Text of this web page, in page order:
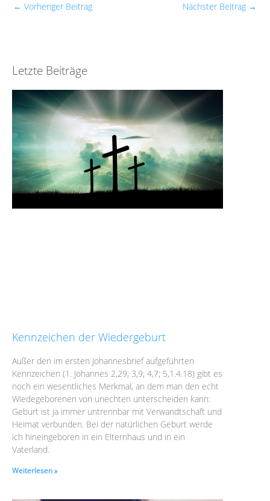
← Vorheriger Beitrag Nächster Beitrag →
Letzte Beiträge
Kennzeichen der Wiedergeburt
Außer den im ersten Johannesbrief aufgeführten
Kennzeichen (1. Johannes 2,29; 3,9; 4,7; 5,1.4.18) gibt es
noch ein wesentliches Merkmal, an dem man den echt
Wiedegeborenen von unechten unterscheiden kann:
Geburt ist ja immer untrennbar mit Verwandtschaft und
Heimat verbunden. Bei der natürlichen Geburt werde
ich hineingeboren in ein Elternhaus und in ein
Vaterland.
Weiterlesen »